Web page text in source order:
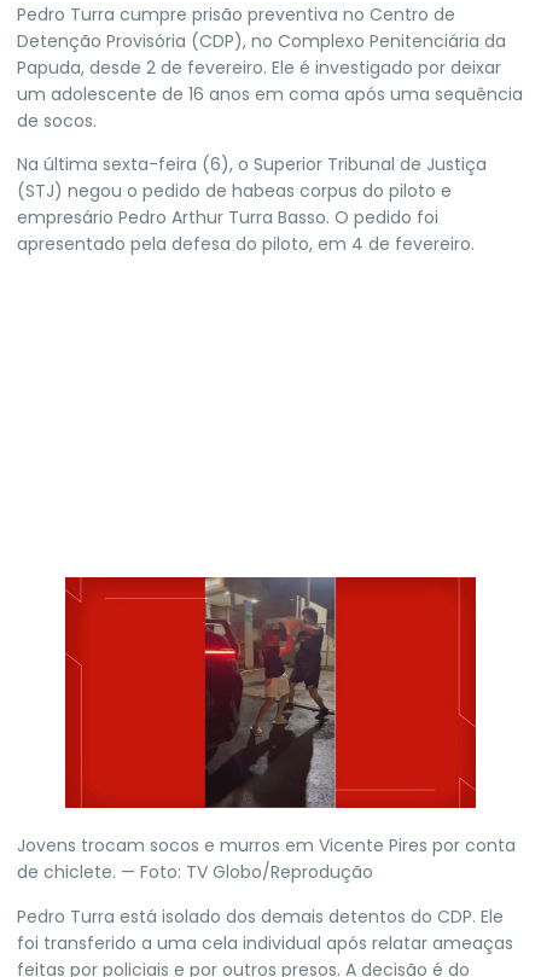
Pedro Turra cumpre prisão preventiva no Centro de
Detenção Provisória (CDP), no Complexo Penitenciária da
Papuda, desde 2 de fevereiro. Ele é investigado por deixar
um adolescente de 16 anos em coma após uma sequência
de socos.
Na última sexta-feira (6), o Superior Tribunal de Justiça
(STJ) negou o pedido de habeas corpus do piloto e
empresário Pedro Arthur Turra Basso. O pedido foi
apresentado pela defesa do piloto, em 4 de fevereiro.
Jovens trocam socos e murros em Vicente Pires por conta
de chiclete. — Foto: TV Globo/Reprodução
Pedro Turra está isolado dos demais detentos do CDP. Ele
foi transferido a uma cela individual após relatar ameaças
feitas por policiais e por outros presos. A decisão é do